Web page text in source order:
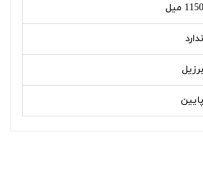
1150 میل
ندارد
برزیل
پایین